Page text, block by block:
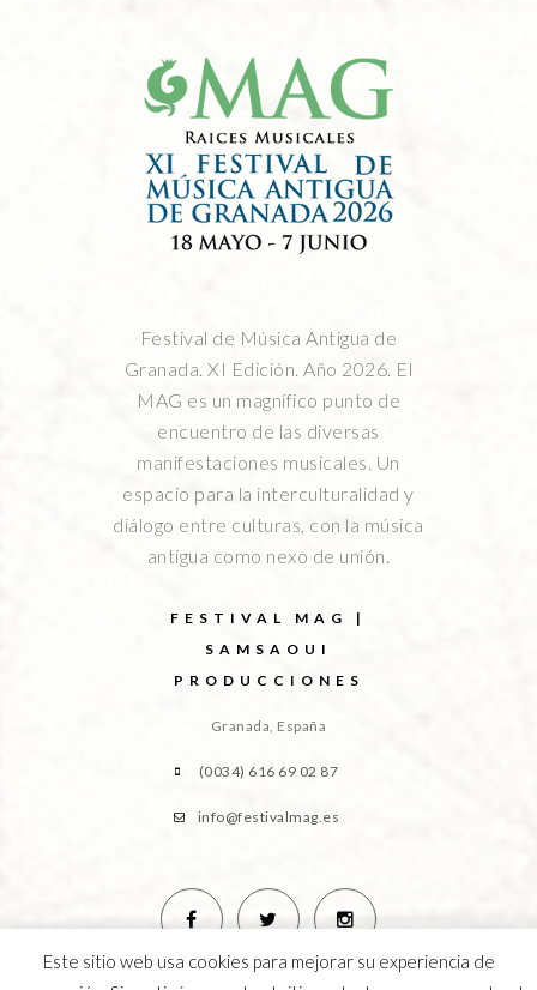
Festival de Música Antigua de
Granada. XI Edición. Año 2026. El
MAG es un magnífico punto de
encuentro de las diversas
manifestaciones musicales. Un
espacio para la interculturalidad y
diálogo entre culturas, con la música
antigua como nexo de unión.
FESTIVAL MAG |
SAMSAOUI
PRODUCCIONES
Granada, España
(0034) 616 69 02 87
info@festivalmag.es
Este sitio web usa cookies para mejorar su experiencia de